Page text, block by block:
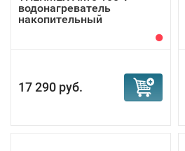
водонагреватель
накопительный
17 290 руб.